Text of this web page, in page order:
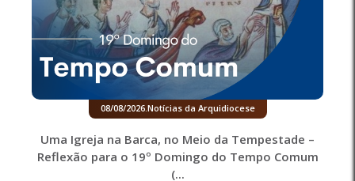
08/08/2026. Notícias da Arquidiocese
Uma Igreja na Barca, no Meio da Tempestade –
Reflexão para o 19º Domingo do Tempo Comum
(...